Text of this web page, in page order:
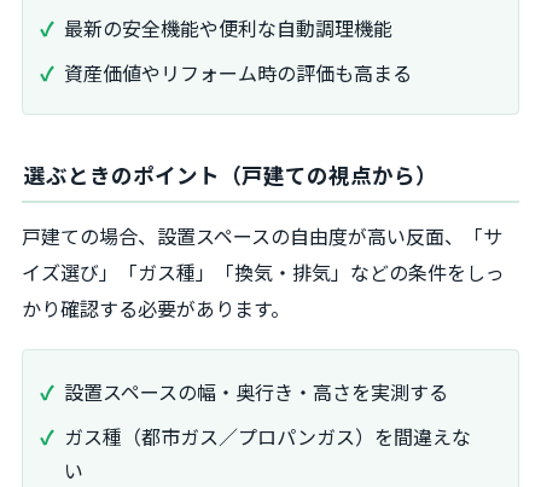
最新の安全機能や便利な自動調理機能
資産価値やリフォーム時の評価も高まる
選ぶときのポイント（戸建ての視点から）
戸建ての場合、設置スペースの自由度が高い反面、「サ
イズ選び」「ガス種」「換気・排気」などの条件をしっ
かり確認する必要があります。
設置スペースの幅・奥行き・高さを実測する
ガス種（都市ガス／プロパンガス）を間違えな
い